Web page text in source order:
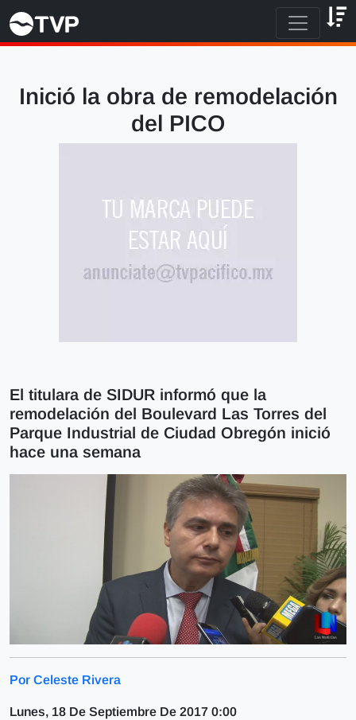
Inició la obra de remodelación
del PICO
El titulara de SIDUR informó que la
remodelación del Boulevard Las Torres del
Parque Industrial de Ciudad Obregón inició
hace una semana
Por Celeste Rivera
Lunes, 18 De Septiembre De 2017 0:00